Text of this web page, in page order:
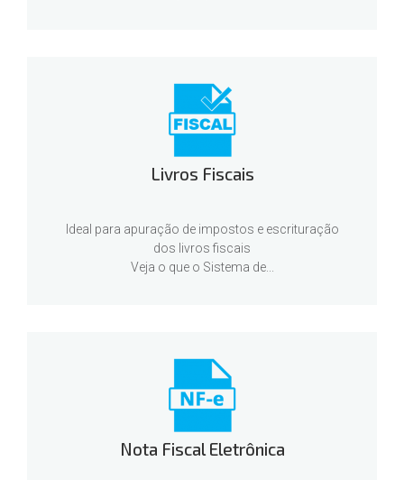
Livros Fiscais
Ideal para apuração de impostos e escrituração
dos livros fiscais
Veja o que o Sistema de...
Nota Fiscal Eletrônica